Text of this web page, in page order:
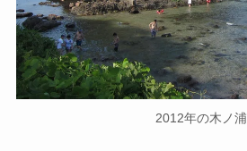
2012年の木ノ浦